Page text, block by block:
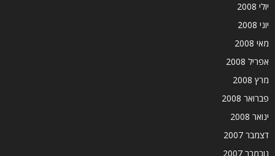
יולי 2008
יוני 2008
מאי 2008
אפריל 2008
מרץ 2008
פברואר 2008
ינואר 2008
דצמבר 2007
נובמבר 2007